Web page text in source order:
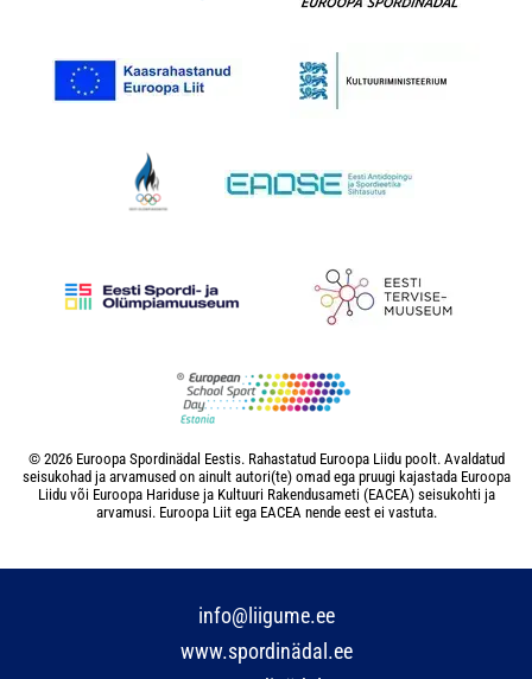
© 2026 Euroopa Spordinädal Eestis. Rahastatud Euroopa Liidu poolt. Avaldatud
seisukohad ja arvamused on ainult autori(te) omad ega pruugi kajastada Euroopa
Liidu või Euroopa Hariduse ja Kultuuri Rakendusameti (EACEA) seisukohti ja
arvamusi. Euroopa Liit ega EACEA nende eest ei vastuta.
info@liigume.ee
www.spordinädal.ee